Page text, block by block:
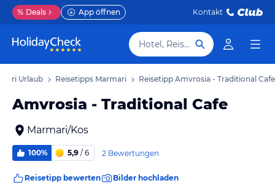
% Deals App öffnen Kontakt
Hotel, Reiseziel
Urlaub Reisetipps Marmari Reisetipp Amvrosia - Traditional Cafe
Amvrosia - Traditional Cafe
Marmari/Kos
100% 5,9 / 6 2 Bewertungen
Reisetipp bewerten Bilder hochladen